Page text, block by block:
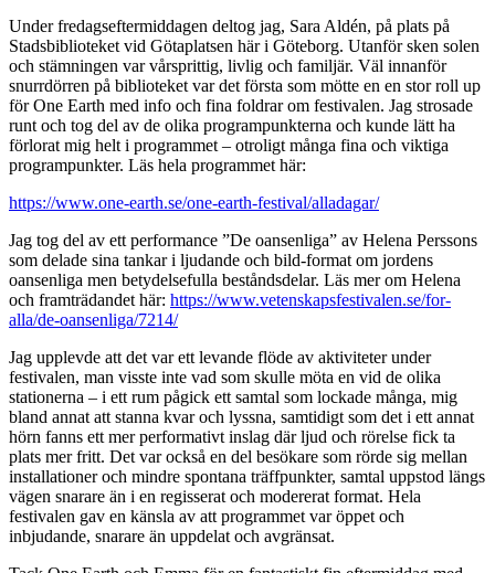
Under fredagseftermiddagen deltog jag, Sara Aldén, på plats på
Stadsbiblioteket vid Götaplatsen här i Göteborg. Utanför sken solen
och stämningen var vårsprittig, livlig och familjär. Väl innanför
snurrdörren på biblioteket var det första som mötte en en stor roll up
för One Earth med info och fina foldrar om festivalen. Jag strosade
runt och tog del av de olika programpunkterna och kunde lätt ha
förlorat mig helt i programmet – otroligt många fina och viktiga
programpunkter. Läs hela programmet här:
https://www.one-earth.se/one-earth-festival/alladagar/
Jag tog del av ett performance ”De oansenliga” av Helena Perssons
som delade sina tankar i ljudande och bild-format om jordens
oansenliga men betydelsefulla beståndsdelar. Läs mer om Helena
och framträdandet här: https://www.vetenskapsfestivalen.se/for-
alla/de-oansenliga/7214/
Jag upplevde att det var ett levande flöde av aktiviteter under
festivalen, man visste inte vad som skulle möta en vid de olika
stationerna – i ett rum pågick ett samtal som lockade många, mig
bland annat att stanna kvar och lyssna, samtidigt som det i ett annat
hörn fanns ett mer performativt inslag där ljud och rörelse fick ta
plats mer fritt. Det var också en del besökare som rörde sig mellan
installationer och mindre spontana träffpunkter, samtal uppstod längs
vägen snarare än i en regisserat och modererat format. Hela
festivalen gav en känsla av att programmet var öppet och
inbjudande, snarare än uppdelat och avgränsat.